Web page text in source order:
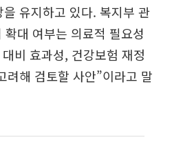
유지하고 있다. 복지부 관
대 여부는 의료적 필요성
비 효과성, 건강보험 재정
려해 검토할 사안”이라고 말